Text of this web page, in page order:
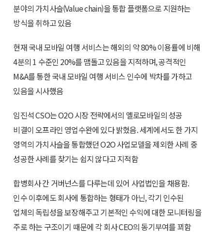
분야의 가치사슬(Value chain)을 통합 플랫폼으로 지원하는
방식을 취하고 있음
현재 국내 모바일 여행 서비스는 해외의 약 80% 이용률에 비해
4분의 1 수준인 20%를 맴돌고 있음을 지적하며, 공격적인
M&A를 통한 국내 모바일 여행 서비스 인수에 박차를 가하고
있음을 시사했음
임진석 CSO는 O2O 시장 전략에서의 옐로모바일의 성공
비결이 오프라인 영업수완에 있다 밝혔음. 세계에서도 한 가지
영역의 가치사슬을 통합했던 O2O 사업모델을 제외한 사례 중
성공한 사례를 찾기는 쉽지 않다고 지적함
합병회사 간 거버넌스를 다루는데 있어 사업법인을 채용함.
인수 이후에도 회사에 통합하는 형태가 아닌, 각기 인수된
업체의 독립성을 보장해주고 기본적인 수익에 대한 모니터링을
주로 하는 구조이기 때문에 각 회사 CEO의 동기부여를 꾀함